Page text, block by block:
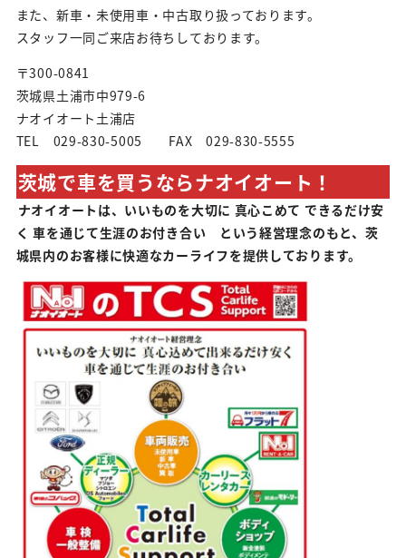
また、新車・未使用車・中古取り扱っております。
スタッフ一同ご来店お待ちしております。
〒300-0841
茨城県土浦市中979-6
ナオイオート土浦店
TEL 029-830-5005 FAX 029-830-5555
茨城で車を買うならナオイオート！
ナオイオートは、いいものを大切に 真心こめて できるだけ安
く 車を通じて生涯のお付き合い という経営理念のもと、茨
城県内のお客様に快適なカーライフを提供しております。